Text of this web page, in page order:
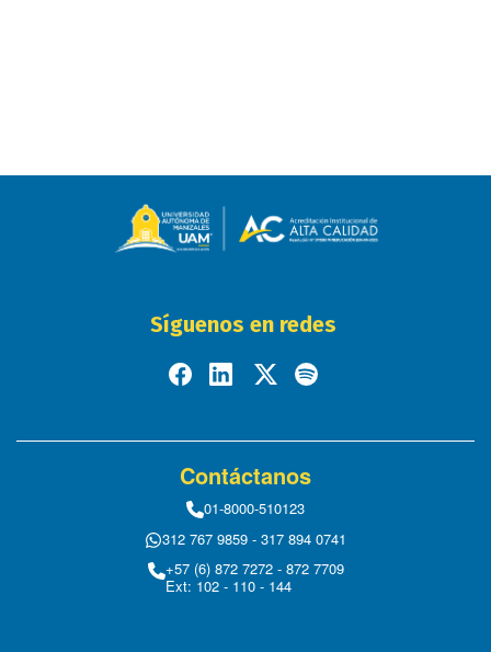
Síguenos en redes
Contáctanos
01-8000-510123
312 767 9859 - 317 894 0741
+57 (6) 872 7272 - 872 7709
Ext: 102 - 110 - 144